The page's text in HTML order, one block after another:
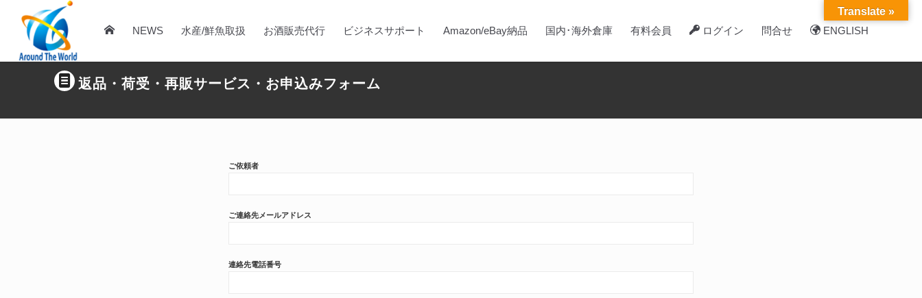
NEWS 水産/鮮魚取扱 お酒販売代行 ビジネスサポート Amazon/eBay納品 国内･海外倉庫 有料会員 ログイン 問合せ ENGLISH
返品・荷受・再販サービス・お申込みフォーム
ご依頼者
ご連絡先メールアドレス
連絡先電話番号
Translate »